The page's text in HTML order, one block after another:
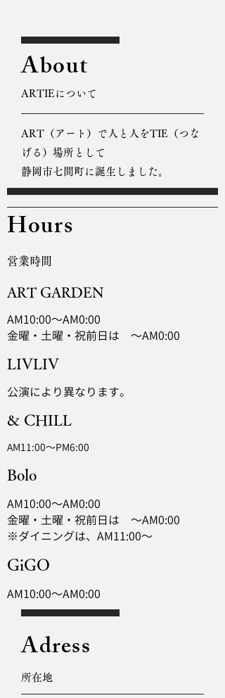
About
ARTIEについて
ART（アート）で人と人をTIE（つな
げる）場所として
静岡市七間町に誕生しました。
Hours
営業時間
ART GARDEN
AM10:00～AM0:00
金曜・土曜・祝前日は ～AM0:00
LIVLIV
​公演により異なります。
& CHILL
​AM11:00～PM6:00
Bolo
AM10:00～AM0:00
金曜・土曜・祝前日は ～AM0:00
※ダイニングは、AM11:00～
GiGO
AM10:00～AM0:00
Adress
所在地